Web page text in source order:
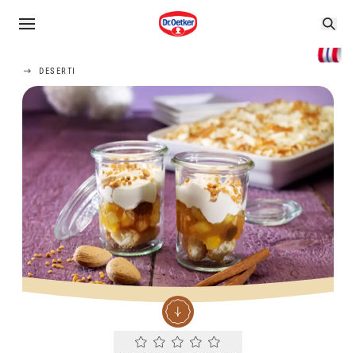
DESERTI
Current rating 0.0. Click to rate.